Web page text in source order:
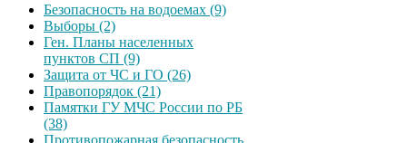
Безопасность на водоемах (9)
Выборы (2)
Ген. Планы населенных
пунктов СП (9)
Защита от ЧС и ГО (26)
Правопорядок (21)
Памятки ГУ МЧС России по РБ
(38)
Противопожарная безопасность